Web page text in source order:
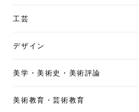
工芸
デザイン
美学・美術史・美術評論
美術教育・芸術教育